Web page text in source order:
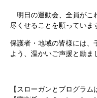
明日の運動会、全員がこ
尽くせることを願っていま
保護者・地域の皆様には、
よう、温かいご声援と励ま
【スローガンと